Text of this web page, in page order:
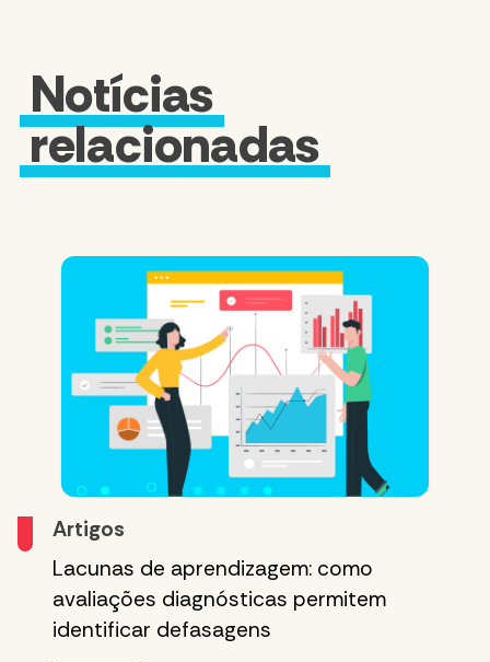
Notícias
relacionadas
Artigos
Lacunas de aprendizagem: como
avaliações diagnósticas permitem
identificar defasagens